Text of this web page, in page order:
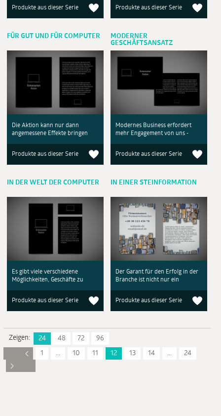
Produkte aus dieser Serie Produkte aus dieser Serie
FÜR GUT UND FÜR COMPUTER
Die Aktion kann nur dann
angemessene Effekte bringen
Produkte aus dieser Serie
MODERNER
GESCHÄFTSANSATZ
Modernes Business erfordert
mehr Engagement von uns -
Produkte aus dieser Serie
IN DER WELT DER COMPUTER
Es gibt viele verschiedene
Möglichkeiten, Geschäfte zu
Produkte aus dieser Serie
IN EINER STEINFORMATION
Der Garant für den Erfolg in der
Branche ist nicht nur ein
Produkte aus dieser Serie
Zeigen: 24 48 72
96
1
... 10 11 12 13 14 ... 24